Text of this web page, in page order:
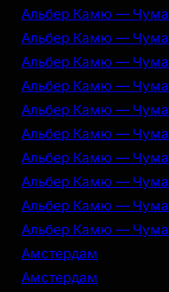
Альбер Камю — Чума
Альбер Камю — Чума
Альбер Камю — Чума
Альбер Камю — Чума
Альбер Камю — Чума
Альбер Камю — Чума
Альбер Камю — Чума
Альбер Камю — Чума
Альбер Камю — Чума
Альбер Камю — Чума
Амстердам
Амстердам